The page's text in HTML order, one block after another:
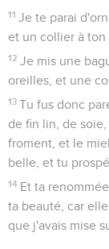
11 Je te parai
et un collier à ton
12 Je mis une
oreilles, et une
13 Tu fus donc
de fin lin, de
froment, et le
belle, et tu
14 Et ta
ta beauté, car
que j'avais mise